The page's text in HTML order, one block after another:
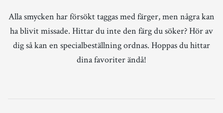
Alla smycken har försökt taggas med färger, men några kan
ha blivit missade. Hittar du inte den färg du söker? Hör av
dig så kan en specialbeställning ordnas. Hoppas du hittar
dina favoriter ändå!